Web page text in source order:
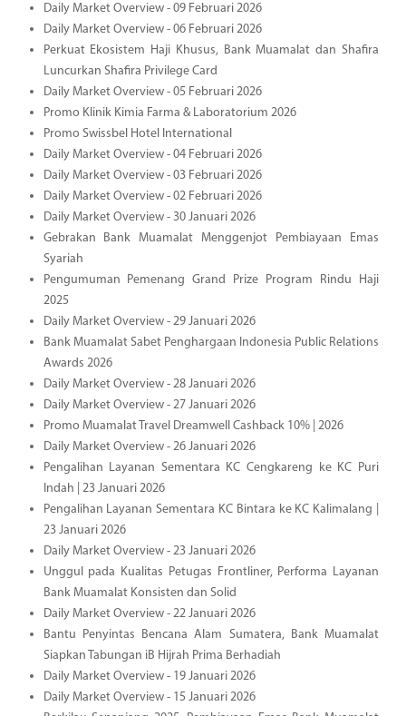
Daily Market Overview - 09 Februari 2026
Daily Market Overview - 06 Februari 2026
Perkuat Ekosistem Haji Khusus, Bank Muamalat dan Shafira
Luncurkan Shafira Privilege Card
Daily Market Overview - 05 Februari 2026
Promo Klinik Kimia Farma & Laboratorium 2026
Promo Swissbel Hotel International
Daily Market Overview - 04 Februari 2026
Daily Market Overview - 03 Februari 2026
Daily Market Overview - 02 Februari 2026
Daily Market Overview - 30 Januari 2026
Gebrakan Bank Muamalat Menggenjot Pembiayaan Emas
Syariah
Pengumuman Pemenang Grand Prize Program Rindu Haji
2025
Daily Market Overview - 29 Januari 2026
Bank Muamalat Sabet Penghargaan Indonesia Public Relations
Awards 2026
Daily Market Overview - 28 Januari 2026
Daily Market Overview - 27 Januari 2026
Promo Muamalat Travel Dreamwell Cashback 10% | 2026
Daily Market Overview - 26 Januari 2026
Pengalihan Layanan Sementara KC Cengkareng ke KC Puri
Indah | 23 Januari 2026
Pengalihan Layanan Sementara KC Bintara ke KC Kalimalang |
23 Januari 2026
Daily Market Overview - 23 Januari 2026
Unggul pada Kualitas Petugas Frontliner, Performa Layanan
Bank Muamalat Konsisten dan Solid
Daily Market Overview - 22 Januari 2026
Bantu Penyintas Bencana Alam Sumatera, Bank Muamalat
Siapkan Tabungan iB Hijrah Prima Berhadiah
Daily Market Overview - 19 Januari 2026
Daily Market Overview - 15 Januari 2026